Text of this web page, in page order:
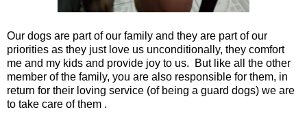
Our dogs are part of our family and they are part of our
priorities as they just love us unconditionally, they comfort
me and my kids and provide joy to us. But like all the other
member of the family, you are also responsible for them, in
return for their loving service (of being a guard dogs) we are
to take care of them .